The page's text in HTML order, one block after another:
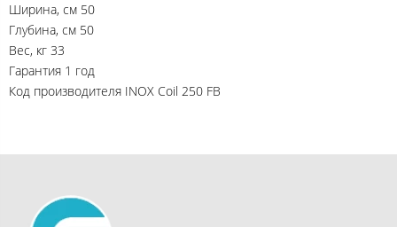
Ширина, см 50
Глубина, см 50
Вес, кг 33
Гарантия 1 год
Код производителя INOX Coil 250 FB